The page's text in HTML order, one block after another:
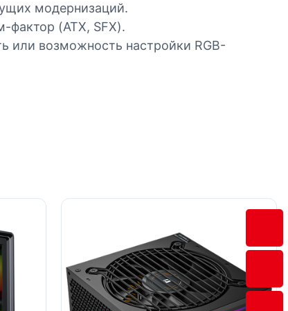
модернизаций.
фактор (ATX, SFX).
или возможность настройки RGB-